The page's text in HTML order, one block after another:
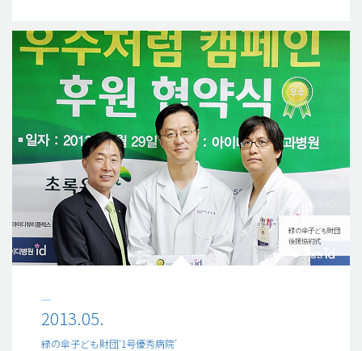
緑の傘子ども財団
後援協約式
2013.05.
緑の傘子ども財団‘1号優秀病院’